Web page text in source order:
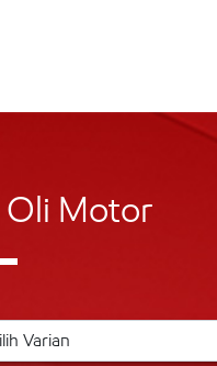
Oli Motor